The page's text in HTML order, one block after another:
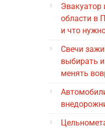
Эвакуатор
области в
и что
Свечи
выбирать
менять